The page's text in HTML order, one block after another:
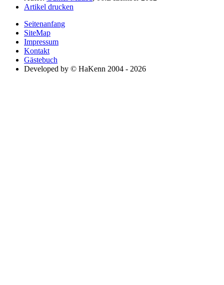
Artikel drucken
Seitenanfang
SiteMap
Impressum
Kontakt
Gästebuch
Developed by © HaKenn 2004 - 2026